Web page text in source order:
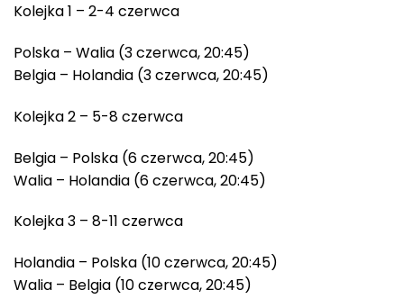
Kolejka 1 – 2-4 czerwca
Polska – Walia (3 czerwca, 20:45)
Belgia – Holandia (3 czerwca, 20:45)
Kolejka 2 – 5-8 czerwca
Belgia – Polska (6 czerwca, 20:45)
Walia – Holandia (6 czerwca, 20:45)
Kolejka 3 – 8-11 czerwca
Holandia – Polska (10 czerwca, 20:45)
Walia – Belgia (10 czerwca, 20:45)